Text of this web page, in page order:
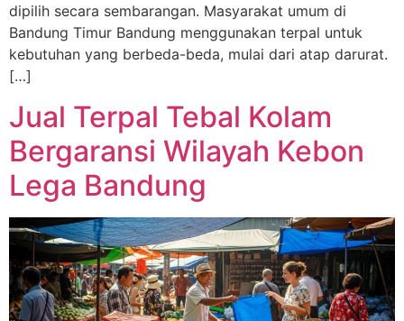
dipilih secara sembarangan. Masyarakat umum di
Bandung Timur Bandung menggunakan terpal untuk
kebutuhan yang berbeda-beda, mulai dari atap darurat.
[…]
Jual Terpal Tebal Kolam
Bergaransi Wilayah Kebon
Lega Bandung